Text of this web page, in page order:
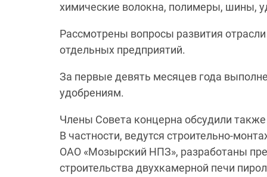
химические волокна, полимеры, шины,
Рассмотрены вопросы развития
отдельных предприятий.
За первые девять месяцев года
удобрениям.
Члены Совета концерна обсудили
В частности, ведутся строительно-
ОАО «Мозырский НПЗ», разработаны
строительства двухкамерной печи